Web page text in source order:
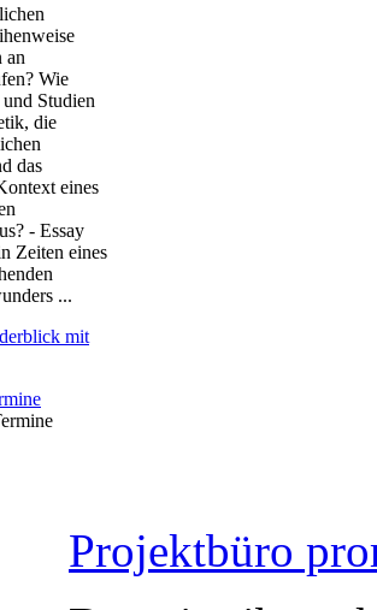
an
Wie
Studien
die
das
eines
- Essay
Zeiten eines
...
mit
Projektbüro